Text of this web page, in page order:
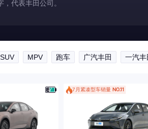
，代表丰田公司。
SUV MPV 跑车 广汽丰田 一汽丰
7月紧凑型车销量 NO.11